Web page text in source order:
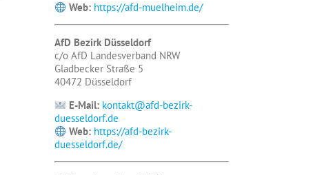
Web: https://afd-muelheim.de/
AfD Bezirk Düsseldorf
c/o AfD Landesverband NRW
Gladbecker Straße 5
40472 Düsseldorf
E-Mail: kontakt@afd-bezirk-
duesseldorf.de
Web: https://afd-bezirk-
duesseldorf.de/